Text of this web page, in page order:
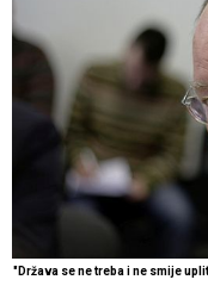
"Država se ne treba i ne smije